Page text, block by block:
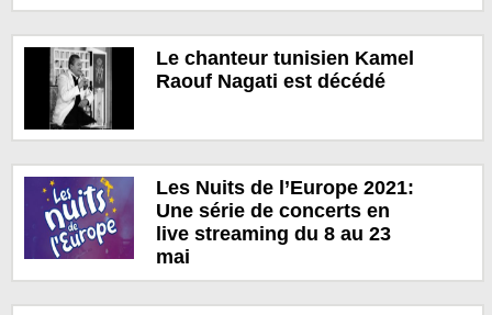
Le chanteur tunisien Ka­mel
Raouf Na­ga­ti est décédé
Les Nuits de l’Europe 2021:
Une série de concerts en
live streaming du 8 au 23
mai